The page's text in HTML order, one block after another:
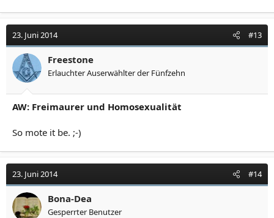
23. Juni 2014 #13
Freestone
Erlauchter Auserwählter der Fünfzehn
AW: Freimaurer und Homosexualität
So mote it be. ;-)
23. Juni 2014 #14
Bona-Dea
Gesperrter Benutzer